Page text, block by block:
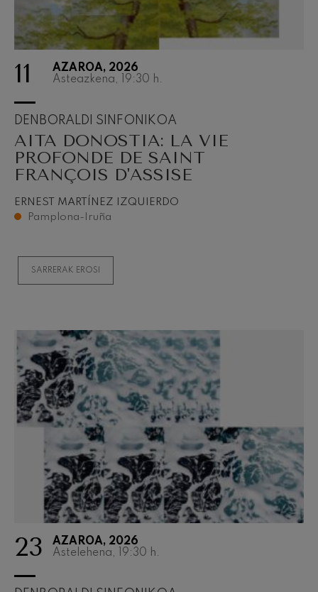
11
AZAROA, 2026
Asteazkena, 19:30 h.
DENBORALDI SINFONIKOA
AITA DONOSTIA: LA VIE
PROFONDE DE SAINT
FRANÇOIS D'ASSISE
ERNEST MARTÍNEZ IZQUIERDO
Pamplona-Iruña
SARRERAK EROSI
23
AZAROA, 2026
Astelehena, 19:30 h.